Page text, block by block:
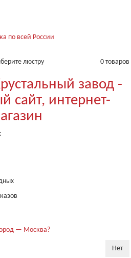
по всей России
0 товаров
люстру
завод -
сайт, интернет-
— Москва?
Нет